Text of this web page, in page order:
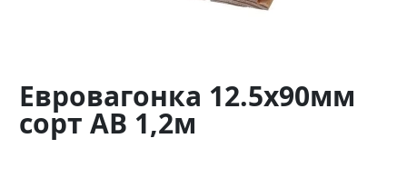
+7 (961) 138-84-27
Евровагонка 12.5х90мм
сорт АВ 1,2м